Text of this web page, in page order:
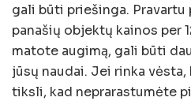
gali būti priešinga.
panašių objektų kainos per
matote augimą, gali būti
jūsų naudai. Jei rinka
tiksli, kad neprarastumėte